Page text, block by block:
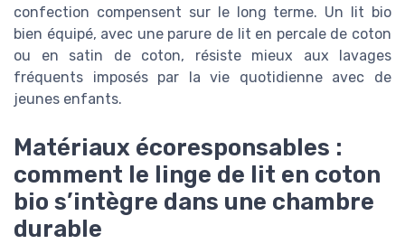
confection compensent sur le long terme. Un lit bio
bien équipé, avec une parure de lit en percale de coton
ou en satin de coton, résiste mieux aux lavages
fréquents imposés par la vie quotidienne avec de
jeunes enfants.
Matériaux écoresponsables :
comment le linge de lit en coton
bio s’intègre dans une chambre
durable